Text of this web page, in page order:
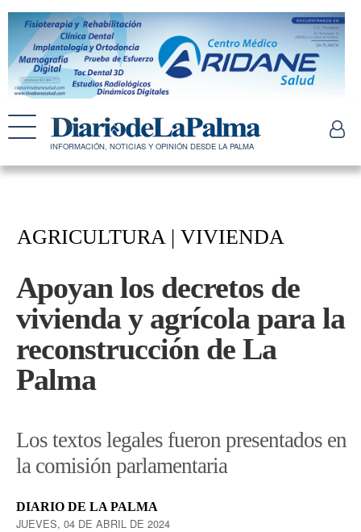
INFORMACIÓN, NOTICIAS Y OPINIÓN DESDE LA PALMA
AGRICULTURA | VIVIENDA
Apoyan los decretos de
vivienda y agrícola para la
reconstrucción de La
Palma
Los textos legales fueron presentados en
la comisión parlamentaria
DIARIO DE LA PALMA
JUEVES, 04 DE ABRIL DE 2024